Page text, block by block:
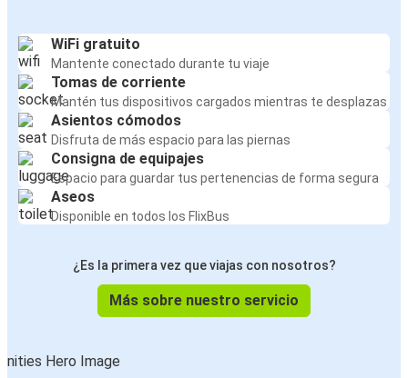
WiFi gratuito
Mantente conectado durante tu viaje
Tomas de corriente
Mantén tus dispositivos cargados mientras te desplazas
Asientos cómodos
Disfruta de más espacio para las piernas
Consigna de equipajes
Espacio para guardar tus pertenencias de forma segura
Aseos
Disponible en todos los FlixBus
¿Es la primera vez que viajas con nosotros?
Más sobre nuestro servicio